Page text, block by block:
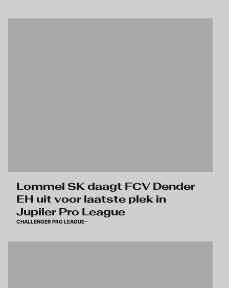
Lommel SK daagt FCV Dender
EH uit voor laatste plek in
Jupiler Pro League
CHALLENGER PRO LEAGUE